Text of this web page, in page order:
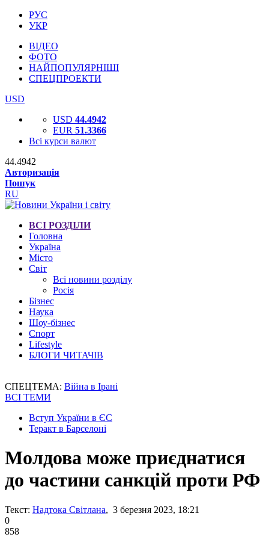
РУС
УКР
ВІДЕО
ФОТО
НАЙПОПУЛЯРНІШІ
СПЕЦПРОЕКТИ
USD
USD 44.4942
EUR 51.3366
Всі курси валют
44.4942
Авторизація
Пошук
RU
ВСІ РОЗДІЛИ
Головна
Україна
Місто
Світ
Всі новини розділу
Росія
Бізнес
Наука
Шоу-бізнес
Спорт
Lifestyle
БЛОГИ ЧИТАЧІВ
СПЕЦТЕМА: Війна в Ірані
ВСІ ТЕМИ
Вступ України в ЄС
Теракт в Барселоні
Молдова може приєднатися
до частини санкцій проти РФ
Текст: Надтока Світлана, 3 березня 2023, 18:21
0
858